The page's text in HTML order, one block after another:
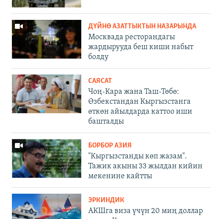
ДҮЙНӨ АЗАТТЫКТЫН НАЗАРЫНДА
Москвада ресторандагы
жардырууда беш киши набыт
болду
САЯСАТ
Чоң-Кара жана Таш-Төбө:
Өзбекстандан Кыргызстанга
өткөн айылдарда каттоо иши
башталды
БОРБОР АЗИЯ
"Кыргызстанды көп жазам".
Тажик акыны 33 жылдан кийин
мекенине кайтты
ЭРКИНДИК
АКШга виза үчүн 20 миң доллар